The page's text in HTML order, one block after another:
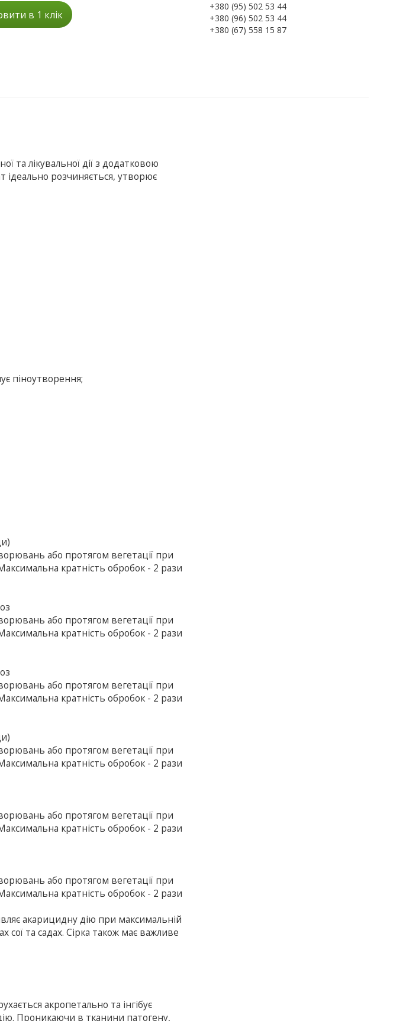
в 1 клік
+380 (95) 502 53 44
+380 (96) 502 53 44
+380 (67) 558 15 87
та лікувальної дії з додатковою
ідеально розчиняється, утворює
піноутворення;
або протягом вегетації при
кратність обробок - 2 рази
або протягом вегетації при
кратність обробок - 2 рази
або протягом вегетації при
кратність обробок - 2 рази
або протягом вегетації при
кратність обробок - 2 рази
або протягом вегетації при
кратність обробок - 2 рази
або протягом вегетації при
кратність обробок - 2 рази
акарицидну дію при максимальній
та садах. Сірка також має важливе
акропетально та інгібує
Проникаючи в тканини патогену,